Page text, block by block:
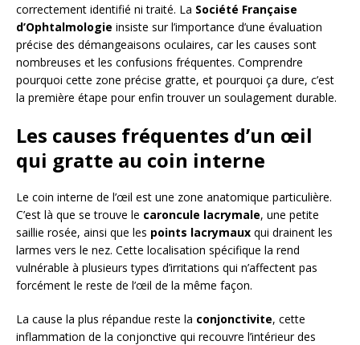
correctement identifié ni traité. La Société Française
d’Ophtalmologie insiste sur l’importance d’une évaluation
précise des démangeaisons oculaires, car les causes sont
nombreuses et les confusions fréquentes. Comprendre
pourquoi cette zone précise gratte, et pourquoi ça dure, c’est
la première étape pour enfin trouver un soulagement durable.
Les causes fréquentes d’un œil
qui gratte au coin interne
Le coin interne de l’œil est une zone anatomique particulière.
C’est là que se trouve le caroncule lacrymale, une petite
saillie rosée, ainsi que les points lacrymaux qui drainent les
larmes vers le nez. Cette localisation spécifique la rend
vulnérable à plusieurs types d’irritations qui n’affectent pas
forcément le reste de l’œil de la même façon.
La cause la plus répandue reste la conjonctivite, cette
inflammation de la conjonctive qui recouvre l’intérieur des